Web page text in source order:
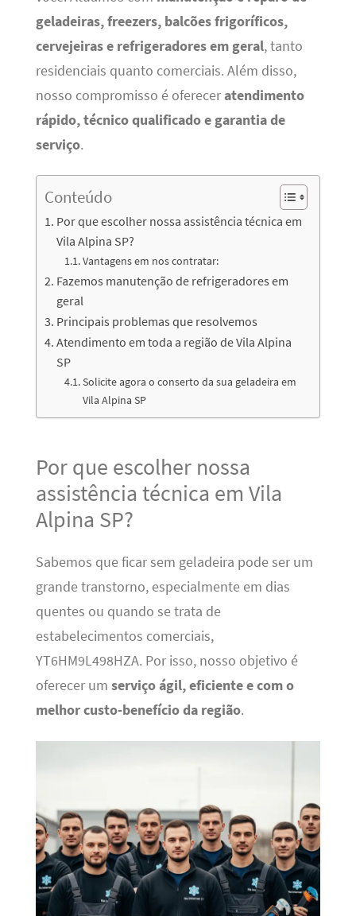
geladeiras, freezers, balcões frigoríficos,
cervejeiras e refrigeradores em geral, tanto
residenciais quanto comerciais. Além disso,
nosso compromisso é ofereceratendimento
rápido, técnico qualificado e garantia de
serviço.
Conteúdo
Por que escolher nossa assistência técnica em
Vila Alpina SP?
Vantagens em nos contratar:
Fazemos manutenção de refrigeradores em
geral
Principais problemas que resolvemos
Atendimento em toda a região de Vila Alpina
SP
Solicite agora o conserto da sua geladeira em
Vila Alpina SP
Por que escolher nossa
assistência técnica em Vila
Alpina SP?
Sabemos que ficar sem geladeira pode ser um
grande transtorno, especialmente em dias
quentes ou quando se trata de
estabelecimentos comerciais,
YT6HM9L498HZA. Por isso, nosso objetivo é
oferecer um serviço ágil, eficiente e com o
melhor custo-benefício da região.